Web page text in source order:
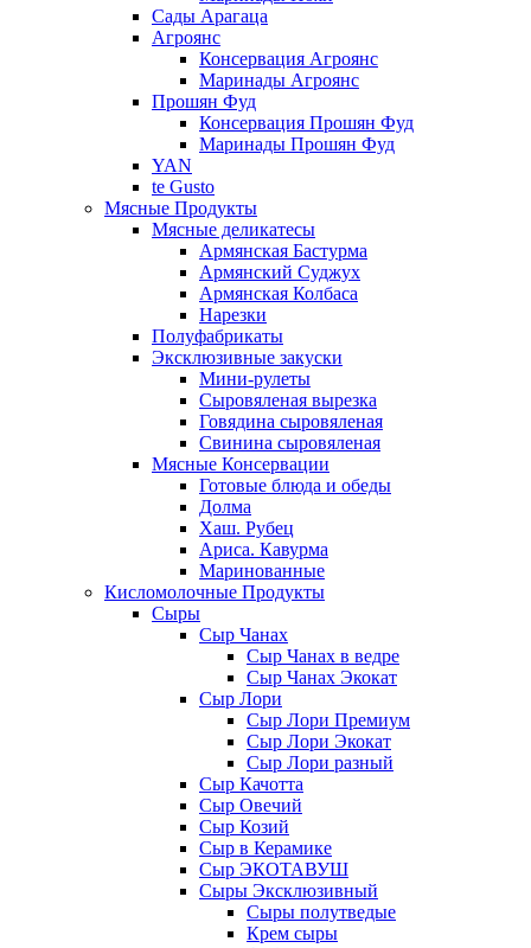
Сады Арагаца
Агроянс
Консервация Агроянс
Маринады Агроянс
Прошян Фуд
Консервация Прошян Фуд
Маринады Прошян Фуд
YAN
te Gusto
Мясные Продукты
Мясные деликатесы
Армянская Бастурма
Армянский Суджух
Армянская Колбаса
Нарезки
Полуфабрикаты
Эксклюзивные закуски
Мини-рулеты
Сыровяленая вырезка
Говядина сыровяленая
Свинина сыровяленая
Мясные Консервации
Готовые блюда и обеды
Долма
Хаш. Рубец
Ариса. Кавурма
Маринованные
Кисломолочные Продукты
Сыры
Сыр Чанах
Сыр Чанах в ведре
Сыр Чанах Экокат
Сыр Лори
Сыр Лори Премиум
Сыр Лори Экокат
Сыр Лори разный
Сыр Качотта
Сыр Овечий
Сыр Козий
Сыр в Керамике
Сыр ЭКОТАВУШ
Сыры Эксклюзивный
Сыры полутведые
Крем сыры